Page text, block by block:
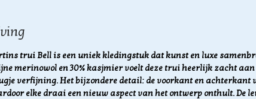
trui Bell is een uniek kledingstuk dat kunst en luxe
merinowol en 30% kasjmier voelt deze trui heerlijk zacht
verfijning. Het bijzondere detail: de voorkant en achterkant
elke draai een nieuw aspect van het ontwerp onthult. De